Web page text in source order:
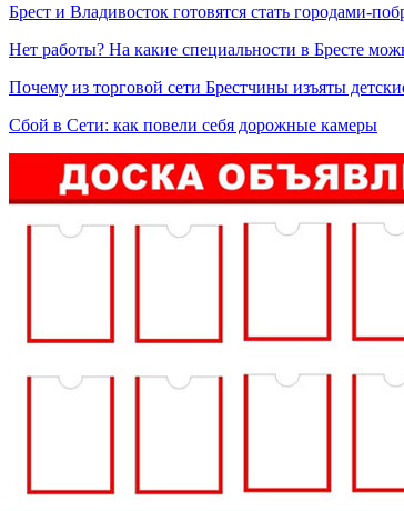
Брест и Владивосток готовятся стать городами-
Нет работы? На какие специальности в Бресте
Почему из торговой сети Брестчины изъяты
Сбой в Сети: как повели себя дорожные камеры